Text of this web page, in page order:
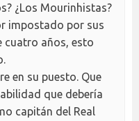
¿Los Mourinhistas?
impostado por sus
cuatro años, esto
en su puesto. Que
que debería
capitán del Real